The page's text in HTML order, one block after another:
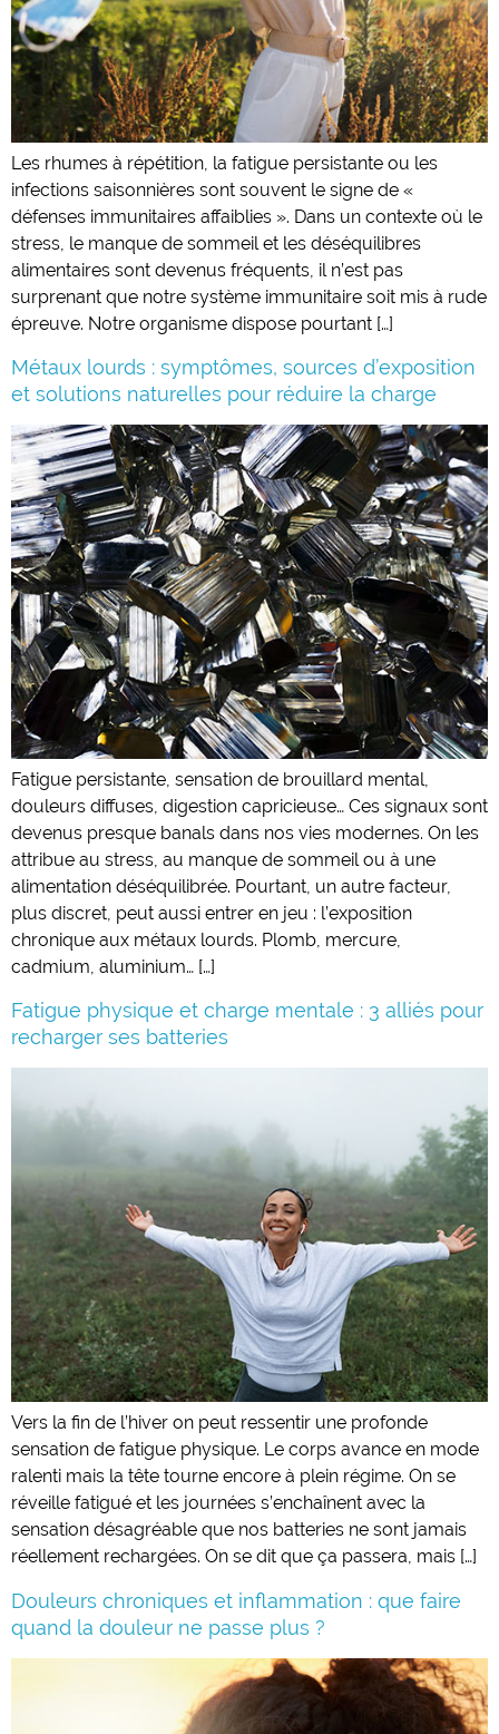
Les rhumes à répétition, la fatigue persistante ou les
infections saisonnières sont souvent le signe de «
défenses immunitaires affaiblies ». Dans un contexte où le
stress, le manque de sommeil et les déséquilibres
alimentaires sont devenus fréquents, il n’est pas
surprenant que notre système immunitaire soit mis à rude
épreuve. Notre organisme dispose pourtant […]
Métaux lourds : symptômes, sources d’exposition
et solutions naturelles pour réduire la charge
Fatigue persistante, sensation de brouillard mental,
douleurs diffuses, digestion capricieuse… Ces signaux sont
devenus presque banals dans nos vies modernes. On les
attribue au stress, au manque de sommeil ou à une
alimentation déséquilibrée. Pourtant, un autre facteur,
plus discret, peut aussi entrer en jeu : l’exposition
chronique aux métaux lourds. Plomb, mercure,
cadmium, aluminium… […]
Fatigue physique et charge mentale : 3 alliés pour
recharger ses batteries
Vers la fin de l’hiver on peut ressentir une profonde
sensation de fatigue physique. Le corps avance en mode
ralenti mais la tête tourne encore à plein régime. On se
réveille fatigué et les journées s’enchaînent avec la
sensation désagréable que nos batteries ne sont jamais
réellement rechargées. On se dit que ça passera, mais […]
Douleurs chroniques et inflammation : que faire
quand la douleur ne passe plus ?